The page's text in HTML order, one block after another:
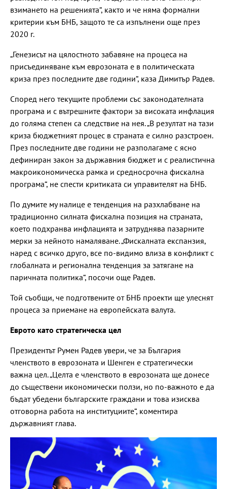
взимането на решенията“, както и че няма формални
критерии към БНБ, защото те са изпълнени още през
2020 г.
„Генезисът на цялостното забавяне на процеса на
присъединяване към еврозоната е в политическата
криза през последните две години“, каза Димитър Радев.
Според него текущите проблеми със законодателната
програма и с вътрешните фактори за високата инфлация
до голяма степен са следствие на нея. „В резултат на тази
криза бюджетният процес в страната е силно разстроен.
През последните две години не разполагаме с ясно
дефиниран закон за държавния бюджет и с реалистична
макроикономическа рамка и средносрочна фискална
програма“, не спести критиката си управителят на БНБ.
По думите му налице е тенденция на разхлабване на
традиционно силната фискална позиция на страната,
което подхранва инфлацията и затруднява пазарните
мерки за нейното намаляване. „Фискалната експанзия,
наред с всичко друго, все по-видимо влиза в конфликт с
глобалната и регионална тенденция за затягане на
паричната политика“, посочи още Радев.
Той съобщи, че подготвените от БНБ проекти ще улеснят
процеса за приемане на европейската валута.
Еврото като стратегическа цел
Президентът Румен Радев увери, че за България
членството в еврозоната и Шенген е стратегически
важна цел. „Целта е членството в еврозоната ще донесе
до съществени икономически ползи, но по-важното е да
бъдат убедени българските граждани и това изисква
отговорна работа на институциите“, коментира
държавният глава.